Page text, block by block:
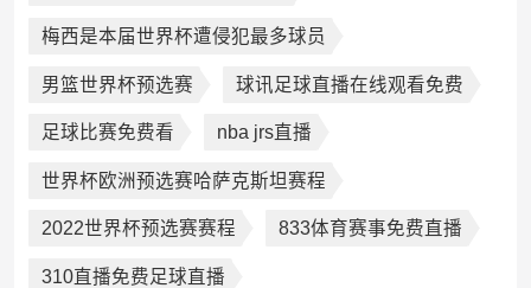
梅西是本届世界杯遭侵犯最多球员
男篮世界杯预选赛 球讯足球直播在线观看免费
足球比赛免费看 nba jrs直播
世界杯欧洲预选赛哈萨克斯坦赛程
2022世界杯预选赛赛程 833体育赛事免费直播
310直播免费足球直播